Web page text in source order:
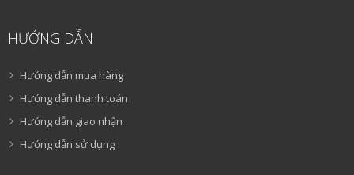
HƯỚNG DẪN
Hướng dẫn mua hàng
Hướng dẫn thanh toán
Hướng dẫn giao nhận
Hướng dẫn sử dụng